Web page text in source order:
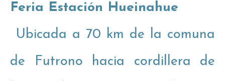
Feria Estación Hueinahue
Ubicada a 70 km de la comuna
de Futrono hacia cordillera de